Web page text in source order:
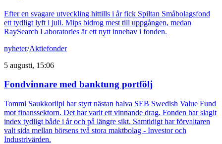
Efter en svagare utveckling hittills i år fick Spiltan Småbolagsfond
ett tydligt lyft i juli. Mips bidrog mest till uppgången, medan
RaySearch Laboratories är ett nytt innehav i fonden.
nyheter/Aktiefonder
5 augusti, 15:06
Fondvinnare med banktung portfölj
Tommi Saukkoriipi har styrt nästan halva SEB Swedish Value Fund
mot finanssektorn. Det har varit ett vinnande drag. Fonden har slagit
index tydligt både i år och på längre sikt. Samtidigt har förvaltaren
valt sida mellan börsens två stora maktbolag - Investor och
Industrivärden.